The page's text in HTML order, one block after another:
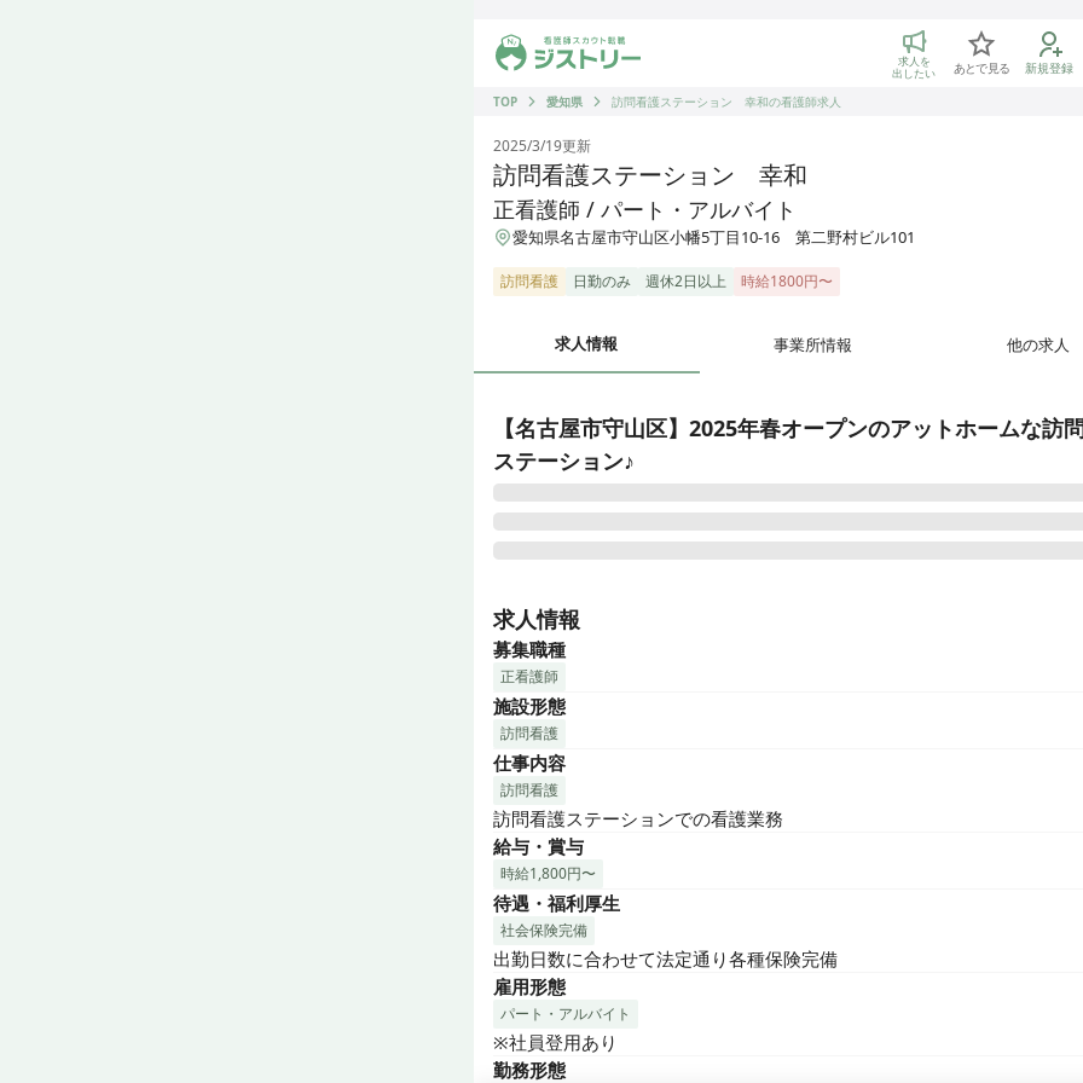
ジストリー 看護師の転職マッチング
求人を
出したい あとで見る
新規登録
TOP
愛知県 訪問看護ステーション 幸和の看護師求人
2025/3/19更新
訪問看護ステーション 幸和
正看護師 / パート・アルバイト
愛知県名古屋市守山区小幡5丁目10-16 第二野村ビル101
訪問看護 日勤のみ 週休2日以上 時給1800円〜
求人情報 事業所情報 他の求人
【名古屋市守山区】2025年春オープンのアットホームな訪
ステーション♪
る方を募集しています！
《このような方を歓迎します》
・信頼関係を大切に築いていける方
・常に感謝の気持ちを持ち、利用者や仲間と寄り添える方
《訪問看護ステーション幸和の特徴》
・代表は看護師なのでスタッフと同じ目線で利用者と向き合えます
・週1日～OK！
・社員登用も可能です♪
・精神疾患や認知症の方が7割/総合身体看護、内科的ケアの方3割
求人情報
募集職種
正看護師
施設形態
訪問看護
仕事内容
訪問看護
訪問看護ステーションでの看護業務
給与・賞与
時給1,800円〜
待遇・福利厚生
社会保険完備
出勤日数に合わせて法定通り各種保険完備
雇用形態
パート・アルバイト
※社員登用あり
勤務形態